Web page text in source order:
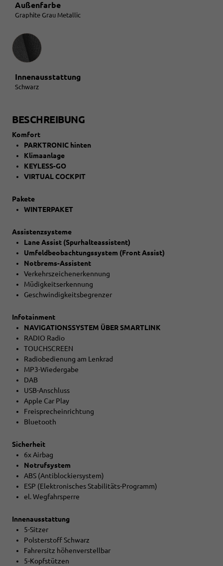
Außenfarbe
Graphite Grau Metallic
Innenausstattung
Innenausstattung
Schwarz
BESCHREIBUNG
Komfort
PARKTRONIC hinten
Klimaanlage
KEYLESS-GO
VIRTUAL COCKPIT
Pakete
WINTERPAKET
Assistenzsysteme
Lane Assist (Spurhalteassistent)
Umfeldbeobachtungssystem (Front Assist)
Notbrems-Assistent
Verkehrszeichenerkennung
Müdigkeitserkennung
Geschwindigkeitsbegrenzer
Infotainment
NAVIGATIONSSYSTEM ÜBER SMARTLINK
RADIO Radio
TOUCHSCREEN
Radiobedienung am Lenkrad
MP3-Wiedergabe
DAB
USB-Anschluss
Apple Car Play
Freisprecheinrichtung
Bluetooth
Sicherheit
6x Airbag
Notrufsystem
ABS (Antiblockiersystem)
ESP (Elektronisches Stabilitäts-Programm)
el. Wegfahrsperre
Innenausstattung
5-Sitzer
Polsterstoff Schwarz
Fahrersitz höhenverstellbar
5-Kopfstützen